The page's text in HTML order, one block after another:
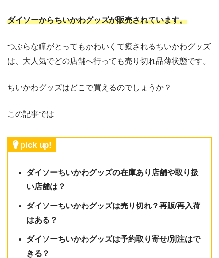
ダイソーからちいかわグッズが販売されています。
つぶらな瞳がとってもかわいくて癒されるちいかわグッズ
は、大人気でどの店舗へ行っても売り切れ品薄状態です。
ちいかわグッズはどこで買えるのでしょうか？
この記事では
pick up!
ダイソーちいかわグッズの在庫あり店舗や取り扱
い店舗は？
ダイソーちいかわグッズは売り切れ？再販/再入荷
はある？
ダイソーちいかわグッズは予約取り寄せ/別注はで
きる？